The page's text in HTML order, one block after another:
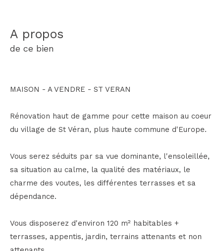
a propos
de ce bien
MAISON - A VENDRE - ST VERAN
Rénovation haut de gamme pour cette maison au coeur
du village de St Véran, plus haute commune d'Europe.
Vous serez séduits par sa vue dominante, l'ensoleillée,
sa situation au calme, la qualité des matériaux, le
charme des voutes, les différentes terrasses et sa
dépendance.
Vous disposerez d'environ 120 m² habitables +
terrasses, appentis, jardin, terrains attenants et non